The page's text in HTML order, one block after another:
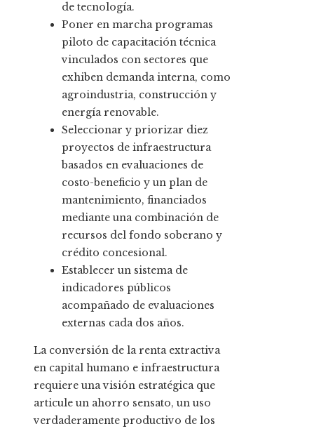
de tecnología.
Poner en marcha programas
piloto de capacitación técnica
vinculados con sectores que
exhiben demanda interna, como
agroindustria, construcción y
energía renovable.
Seleccionar y priorizar diez
proyectos de infraestructura
basados en evaluaciones de
costo-beneficio y un plan de
mantenimiento, financiados
mediante una combinación de
recursos del fondo soberano y
crédito concesional.
Establecer un sistema de
indicadores públicos
acompañado de evaluaciones
externas cada dos años.
La conversión de la renta extractiva
en capital humano e infraestructura
requiere una visión estratégica que
articule un ahorro sensato, un uso
verdaderamente productivo de los